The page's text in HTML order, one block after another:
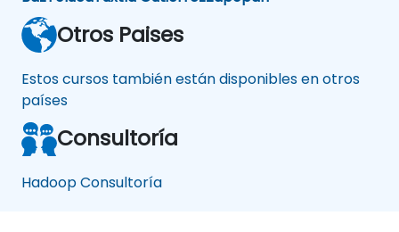
Otros Paises
Estos cursos también están disponibles en otros
países
Consultoría
Hadoop Consultoría